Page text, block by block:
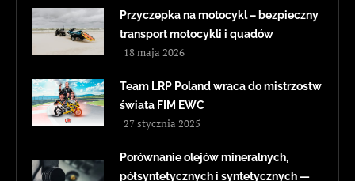
Przyczepka na motocykl – bezpieczny
transport motocykli i quadów
18 maja 2026
Team LRP Poland wraca do mistrzostw
świata FIM EWC
27 stycznia 2025
Porównanie olejów mineralnych,
półsyntetycznych i syntetycznych —